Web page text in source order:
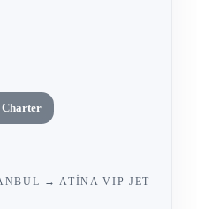
→ ATINA VIP JET
Charter